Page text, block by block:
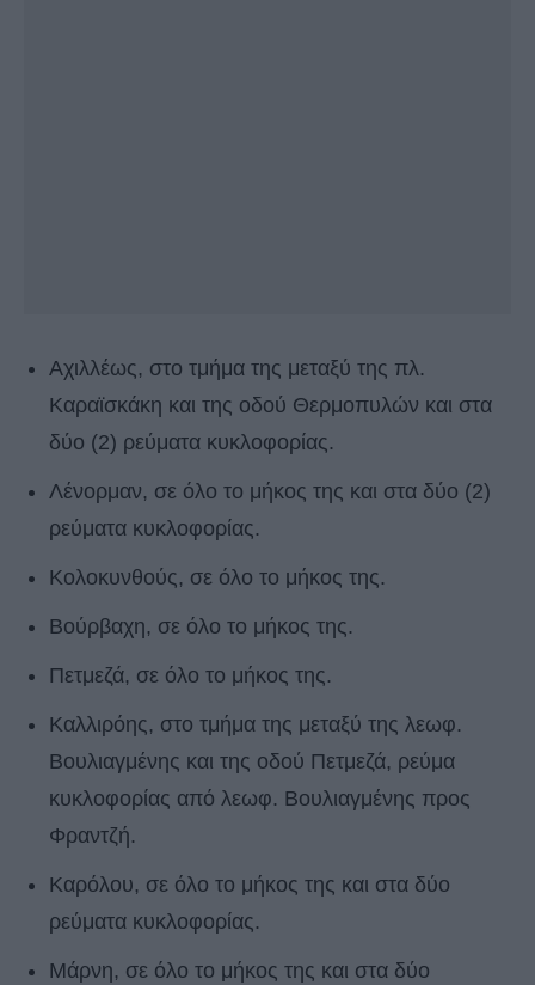
Αχιλλέως, στο τμήμα της μεταξύ της πλ.
Καραϊσκάκη και της οδού Θερμοπυλών και στα
δύο (2) ρεύματα κυκλοφορίας.
Λένορμαν, σε όλο το μήκος της και στα δύο (2)
ρεύματα κυκλοφορίας.
Κολοκυνθούς, σε όλο το μήκος της.
Βούρβαχη, σε όλο το μήκος της.
Πετμεζά, σε όλο το μήκος της.
Καλλιρόης, στο τμήμα της μεταξύ της λεωφ.
Βουλιαγμένης και της οδού Πετμεζά, ρεύμα
κυκλοφορίας από λεωφ. Βουλιαγμένης προς
Φραντζή.
Καρόλου, σε όλο το μήκος της και στα δύο
ρεύματα κυκλοφορίας.
Μάρνη, σε όλο το μήκος της και στα δύο